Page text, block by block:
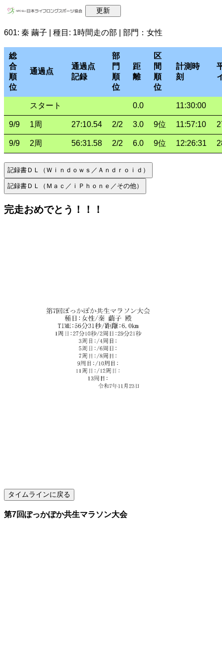
601: 秦 繭子 | 種目: 1時間走の部 | 部門：女性
総
合
順
位
通過点
通過点
記録
部
門
順
位
距
離
区
間
順
位
計測時
刻
スタート 0.0 11:30:00
9/9 1周 27:10.54 2/2 3.0 9位 11:57:10
9/9 2周 56:31.58 2/2 6.0 9位 12:26:31
完走おめでとう！！！
第7回ぽっかぽか共生マラソン大会